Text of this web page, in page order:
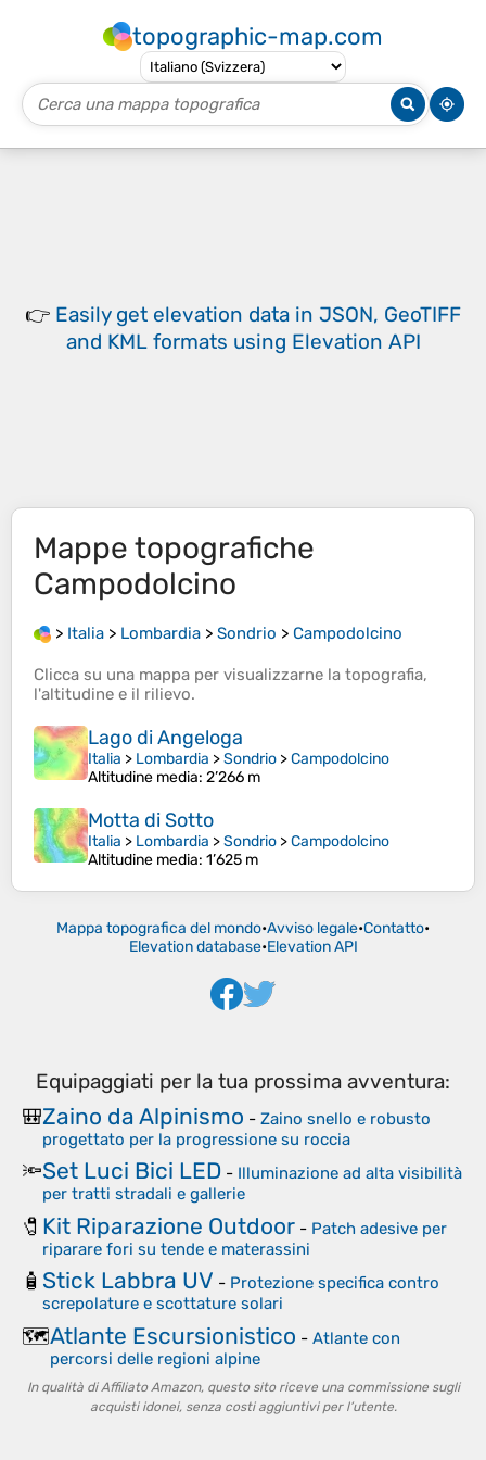
topographic-map.com
👉 Easily get elevation data in JSON, GeoTIFF
and KML formats using Elevation API
Mappe topografiche
Campodolcino
> Italia > Lombardia > Sondrio > Campodolcino
Clicca su una mappa per visualizzarne la topografia,
l'altitudine e il rilievo.
Lago di Angeloga
Italia > Lombardia >Sondrio >Campodolcino
Altitudine media: 2’266 m
Motta di Sotto
Italia > Lombardia >Sondrio >Campodolcino
Altitudine media: 1’625 m
Mappa topografica del mondo•Avviso legale•Contatto•
Elevation database•Elevation API
Equipaggiati per la tua prossima avventura:
🎒Zaino da Alpinismo - Zaino snello e robusto
progettato per la progressione su roccia
🔦Set Luci Bici LED - Illuminazione ad alta visibilità
per tratti stradali e gallerie
🧷 Kit Riparazione Outdoor - Patch adesive per
riparare fori su tende e materassini
🧴 Stick Labbra UV - Protezione specifica contro
screpolature e scottature solari
🗺️Atlante Escursionistico - Atlante con
percorsi delle regioni alpine
In qualità di Affiliato Amazon, questo sito riceve una commissione sugli
acquisti idonei, senza costi aggiuntivi per l’utente.